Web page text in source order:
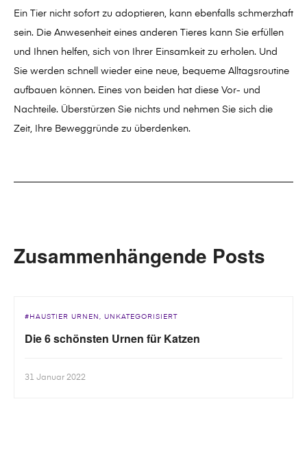
Ein Tier nicht sofort zu adoptieren, kann ebenfalls schmerzhaft
sein. Die Anwesenheit eines anderen Tieres kann Sie erfüllen
und Ihnen helfen, sich von Ihrer Einsamkeit zu erholen. Und
Sie werden schnell wieder eine neue, bequeme Alltagsroutine
aufbauen können. Eines von beiden hat diese Vor- und
Nachteile. Überstürzen Sie nichts und nehmen Sie sich die
Zeit, Ihre Beweggründe zu überdenken.
Zusammenhängende Posts
HAUSTIER URNEN UNKATEGORISIERT
Die 6 schönsten Urnen für Katzen
31 Januar 2022